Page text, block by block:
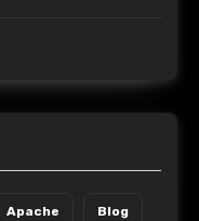
Apache Blog